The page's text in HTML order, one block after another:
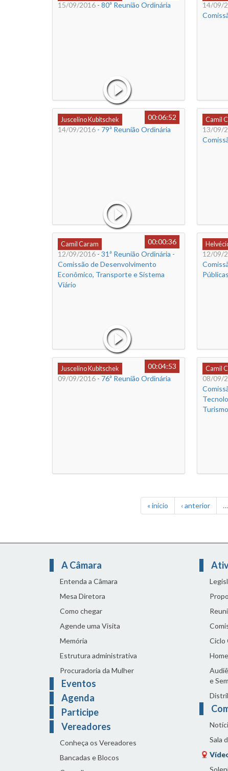
15/09/2016 - 80ª Reunião Ordinária
14/09/
Juscelino Kubitschek
00:06:52
14/09/2016 - 79ª Reunião Ordinária
Camil
13/09/
Camil Caram
00:00:36
12/09/2016 - 31ª Reunião Ordinária -
Comissão de Desenvolvimento
Econômico, Transporte e Sistema
Viário
12/09/
Públicas
Juscelino Kubitschek
00:04:53
09/09/2016 - 76ª Reunião Ordinária
Camil
08/09/
Turismo
« início ‹ anterior …
A Câmara
Entenda a Câmara
Mesa Diretora
Como chegar
Agende uma Visita
Memória
Estrutura administrativa
Procuradoria da Mulher
Eventos
Agenda
Participe
Vereadores
Conheça os Vereadores
Bancadas e Blocos
Ciclo
e
Sala